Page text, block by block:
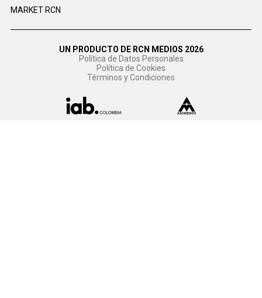
MARKET RCN
UN PRODUCTO DE RCN MEDIOS 2026
Política de Datos Personales
Política de Cookies
Términos y Condiciones